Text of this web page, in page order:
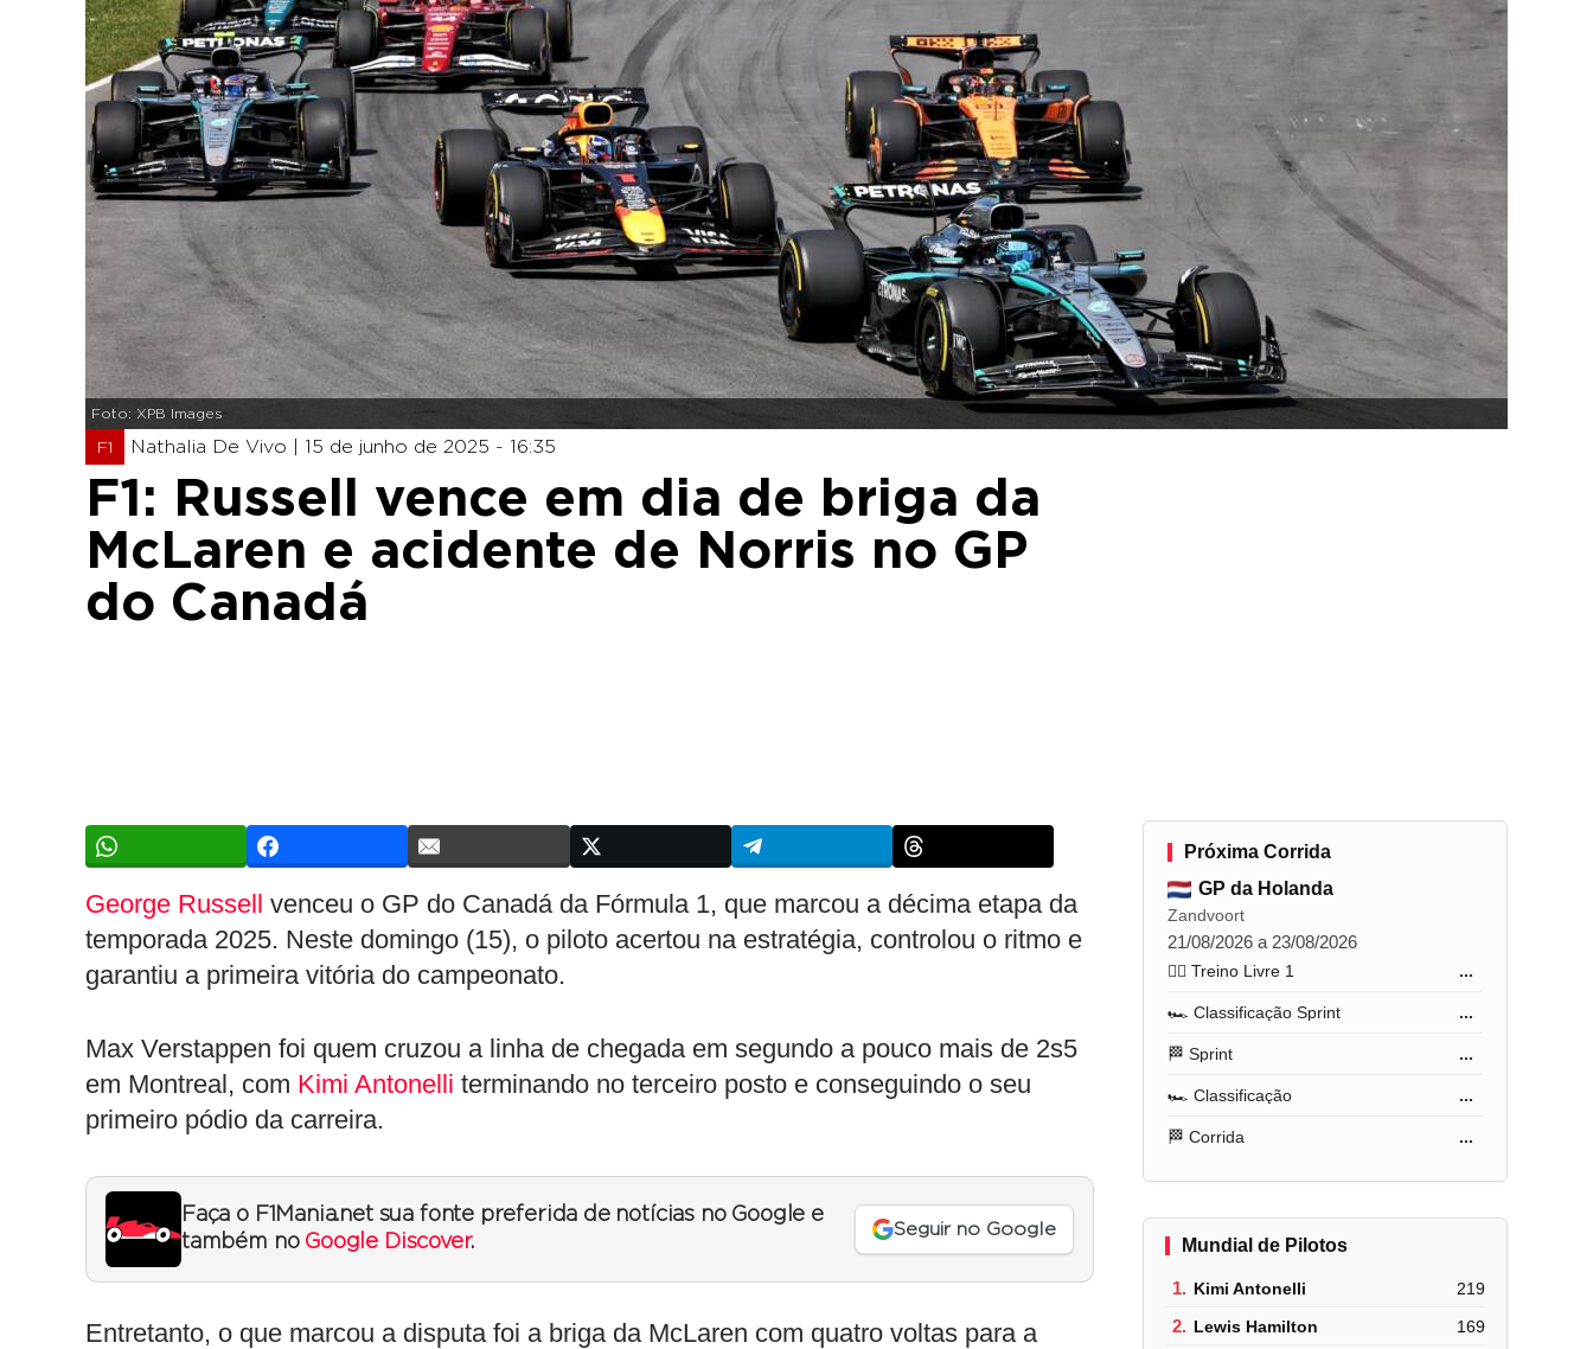
Foto: XPB Images
F1 Nathalia De Vivo | 15 de junho de 2025 - 16:35
F1: Russell vence em dia de briga da
McLaren e acidente de Norris no GP
do Canadá
George Russell venceu o GP do Canadá da Fórmula 1, que marcou a décima etapa da
temporada 2025. Neste domingo (15), o piloto acertou na estratégia, controlou o ritmo e
garantiu a primeira vitória do campeonato.
Max Verstappen foi quem cruzou a linha de chegada em segundo a pouco mais de 2s5
em Montreal, com Kimi Antonelli terminando no terceiro posto e conseguindo o seu
primeiro pódio da carreira.
Faça o F1Mania.net sua fonte preferida de notícias no Google e
também no Google Discover.
Seguir no Google
Entretanto, o que marcou a disputa foi a briga da McLaren com quatro voltas para a
Próxima Corrida
GP da Holanda
Zandvoort
21/08/2026 a 23/08/2026
🏋️‍♂️ Treino Livre 1 ...
🏎️ Classificação Sprint ...
🏁 Sprint ...
🏎️ Classificação ...
🏁 Corrida ...
Mundial de Pilotos
1. Kimi Antonelli 219
2. Lewis Hamilton 169